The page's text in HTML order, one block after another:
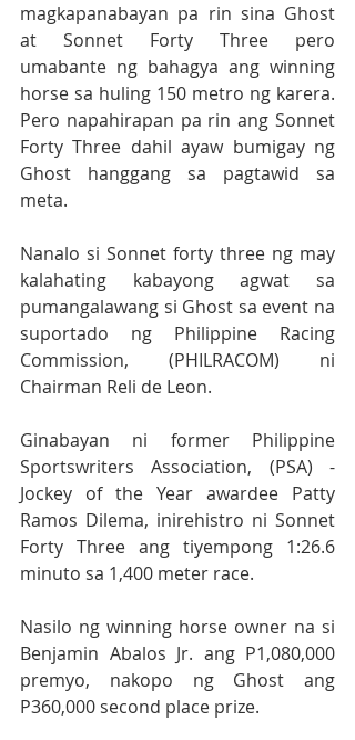
magkapanabayan pa rin sina Ghost
at Sonnet Forty Three pero
umabante ng bahagya ang winning
horse sa huling 150 metro ng karera.
Pero napahirapan pa rin ang Sonnet
Forty Three dahil ayaw bumigay ng
Ghost hanggang sa pagtawid sa
meta.
Nanalo si Sonnet forty three ng may
kalahating kabayong agwat sa
pumangalawang si Ghost sa event na
suportado ng Philippine Racing
Commission, (PHILRACOM) ni
Chairman Reli de Leon.
Ginabayan ni former Philippine
Sportswriters Association, (PSA) -
Jockey of the Year awardee Patty
Ramos Dilema, inirehistro ni Sonnet
Forty Three ang tiyempong 1:26.6
minuto sa 1,400 meter race.
Nasilo ng winning horse owner na si
Benjamin Abalos Jr. ang P1,080,000
premyo, nakopo ng Ghost ang
P360,000 second place prize.